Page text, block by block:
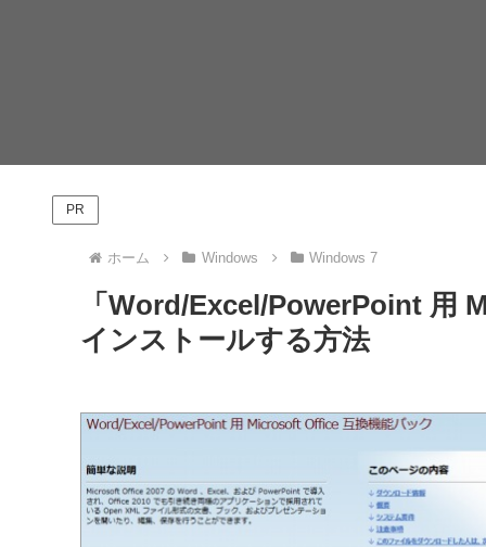
PR
ホーム Windows Windows 7
「Word/Excel/PowerPoint 用
インストールする方法